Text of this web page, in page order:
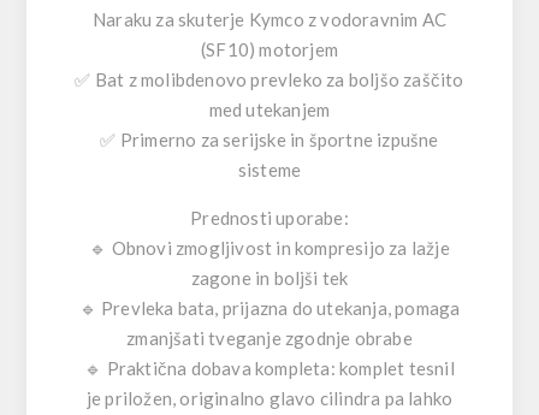
Naraku za skuterje Kymco z vodoravnim AC
(SF10) motorjem
✅ Bat z molibdenovo prevleko za boljšo zaščito
med utekanjem
✅ Primerno za serijske in športne izpušne
sisteme
Prednosti uporabe:
🔹 Obnovi zmogljivost in kompresijo za lažje
zagone in boljši tek
🔹 Prevleka bata, prijazna do utekanja, pomaga
zmanjšati tveganje zgodnje obrabe
🔹 Praktična dobava kompleta: komplet tesnil
je priložen, originalno glavo cilindra pa lahko